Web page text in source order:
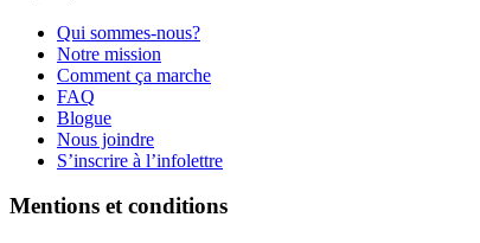
Qui sommes-nous?
Notre mission
Comment ça marche
FAQ
Blogue
Nous joindre
S’inscrire à l’infolettre
Mentions et conditions